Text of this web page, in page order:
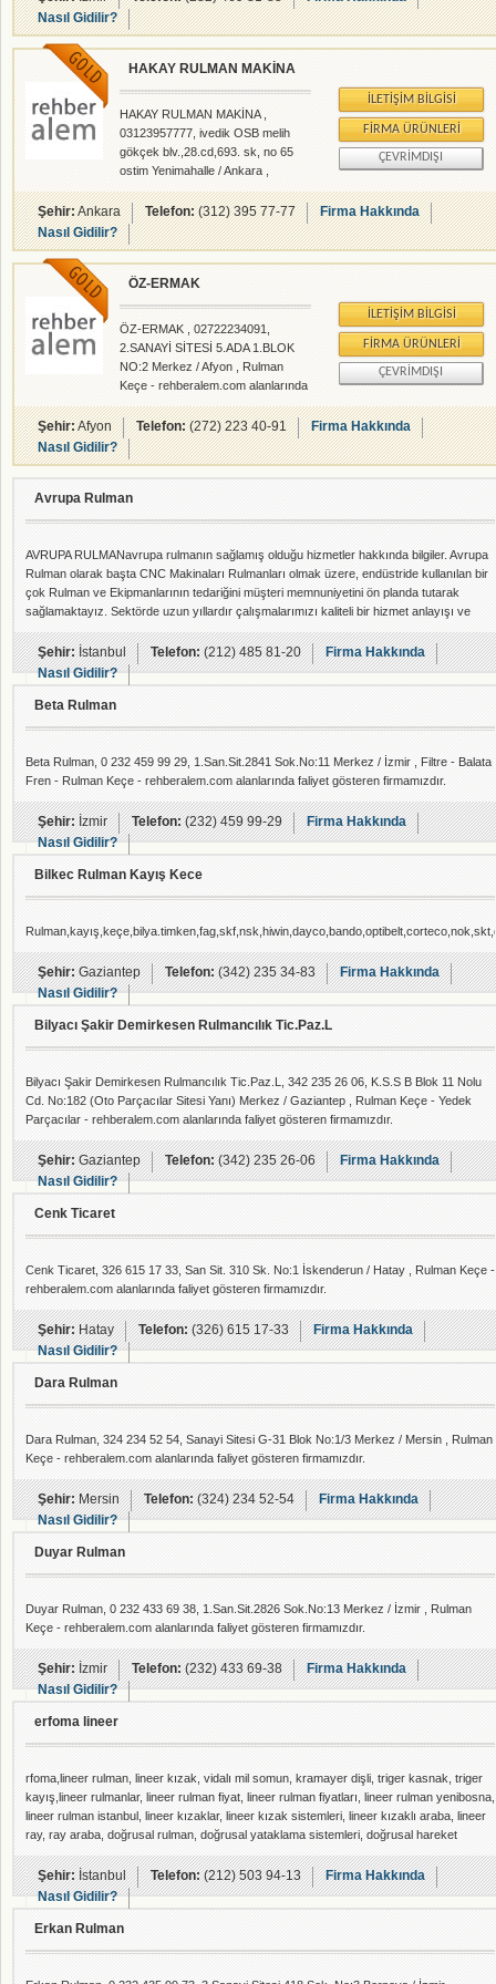
DERBY,BANDO,VARIBELT,EXPOTECH,GOOD
YEAR markalı kayışlar,zaman kayışları ve
konveyör bantlar; rulman yatakları,zincir,zincir
dişli,kaplin,burçlu ve kör kasnak,triger
bağlantı elemanları;
GAMAK,VOLT,ABANA,MİKSAN motor ve
devirdaim pompaları;
YILMAZ,İMAK,ANTOBA,HİDESAN ve ASKE
Nasıl Gidilir?
HAKAY RULMAN MAKİNA
HAKAY RULMAN MAKİNA ,
03123957777, ivedik OSB melih
gökçek blv.,28.cd,693. sk, no 65
ostim Yenimahalle / Ankara ,
Rulman Keçe - rehberalem.com
alanlarında faliyet gösteren
firmamızdır.
İLETIŞIM BILGISI
FIRMA ÜRÜNLERI
ÇEVRIMDIŞI
Şehir:Ankara Telefon:(312) 395 77-77
Firma Hakkında
Nasıl Gidilir?
ÖZ-ERMAK
ÖZ-ERMAK , 02722234091,
2.SANAYİ SİTESİ 5.ADA 1.BLOK
NO:2 Merkez / Afyon , Rulman
Keçe - rehberalem.com alanlarında
faliyet gösteren firmamızdır.
İLETIŞIM BILGISI
FIRMA ÜRÜNLERI
ÇEVRIMDIŞI
Şehir:Afyon Telefon:(272) 223 40-91
Firma Hakkında
Nasıl Gidilir?
Avrupa Rulman
AVRUPA RULMANavrupa rulmanın sağlamış olduğu hizmetler hakkında bilgiler. Avrupa
Rulman olarak başta CNC Makinaları Rulmanları olmak üzere, endüstride kullanılan bir
çok Rulman ve Ekipmanlarının tedariğini müşteri memnuniyetini ön planda tutarak
sağlamaktayız. Sektörde uzun yıllardır çalışmalarımızı kaliteli bir hizmet anlayışı ve
tecrübemizle sürdürüyoruz. Envanterimizde bulunmayan özel rulmanların tedariğinde
de yılların tecrübesine sahip bir firmayız. Sağlamakta olduğumuz Rulman ve
Ekipmanlarının istenilen verim
Şehir:İstanbul Telefon:(212) 485 81-20
Firma Hakkında
Nasıl Gidilir?
Beta Rulman
Beta Rulman, 0 232 459 99 29, 1.San.Sit.2841 Sok.No:11 Merkez / İzmir , Filtre - Balata
Fren - Rulman Keçe - rehberalem.com alanlarında faliyet gösteren firmamızdır.
Şehir:İzmir Telefon:(232) 459 99-29
Firma Hakkında
Nasıl Gidilir?
Bilkec Rulman Kayış Kece
Şehir:Gaziantep Telefon:(342) 235 34-83
Firma Hakkında
Nasıl Gidilir?
Bilyacı Şakir Demirkesen Rulmancılık Tic.Paz.L
Bilyacı Şakir Demirkesen Rulmancılık Tic.Paz.L, 342 235 26 06, K.S.S B Blok 11 Nolu
Cd. No:182 (Oto Parçacılar Sitesi Yanı) Merkez / Gaziantep , Rulman Keçe - Yedek
Parçacılar - rehberalem.com alanlarında faliyet gösteren firmamızdır.
Şehir:Gaziantep Telefon:(342) 235 26-06
Firma Hakkında
Nasıl Gidilir?
Cenk Ticaret
Cenk Ticaret, 326 615 17 33, San Sit. 310 Sk. No:1 İskenderun / Hatay , Rulman Keçe -
rehberalem.com alanlarında faliyet gösteren firmamızdır.
Şehir:Hatay Telefon:(326) 615 17-33
Firma Hakkında
Nasıl Gidilir?
Dara Rulman
Dara Rulman, 324 234 52 54, Sanayi Sitesi G-31 Blok No:1/3 Merkez / Mersin , Rulman
Keçe - rehberalem.com alanlarında faliyet gösteren firmamızdır.
Şehir:Mersin Telefon:(324) 234 52-54
Firma Hakkında
Nasıl Gidilir?
Duyar Rulman
Duyar Rulman, 0 232 433 69 38, 1.San.Sit.2826 Sok.No:13 Merkez / İzmir , Rulman
Keçe - rehberalem.com alanlarında faliyet gösteren firmamızdır.
Şehir:İzmir Telefon:(232) 433 69-38
Firma Hakkında
Nasıl Gidilir?
erfoma lineer
rfoma,lineer rulman, lineer kızak, vidalı mil somun, kramayer dişli, triger kasnak, triger
kayış,lineer rulmanlar, lineer rulman fiyat, lineer rulman fiyatları, lineer rulman yenibosna,
lineer rulman istanbul, lineer kızaklar, lineer kızak sistemleri, lineer kızaklı araba, lineer
ray, ray araba, doğrusal rulman, doğrusal yataklama sistemleri, doğrusal hareket
sistemleri, doğrusal yatak, vidalı mil, vidalı miller, vidalı mil fiyat, vidalı mil uç yatakları,
vidalı mil ve somun, vidalı mil tutucuları, lineer klavuzlama sistemleri, lineer taşla
Şehir:İstanbul Telefon:(212) 503 94-13
Firma Hakkında
Nasıl Gidilir?
Erkan Rulman